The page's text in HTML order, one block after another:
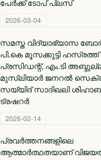
പേര്‍ക്ക് ടോപ് പ്ലസ്
2026-03-04
സമസ്ത വിദ്യാഭ്യാസ
പി.കെ മൂസക്കുട്ടി ഹസ്രത്ത്
പ്രസിഡന്റ്, എം.ടി
മുസ്ലിയാർ ജനറൽ
സയ്യിദ് സാദിഖലി
ട്രഷറർ
2026-02-14
പ്രവര്‍ത്തനങ്ങളിലെ
ആത്മാര്‍ത്ഥതയാണ്